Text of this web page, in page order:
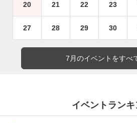
20 21 22 23
27 28 29 30
7月のイベントをすべ
イベントラン